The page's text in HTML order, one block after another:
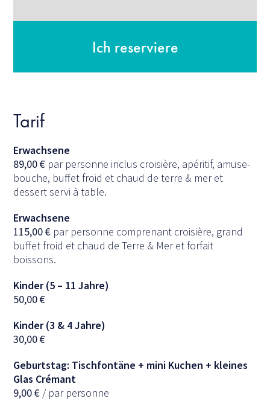
Ich reserviere
Tarif
Erwachsene
89,00€ par personne inclus croisière, apéritif, amuse-
bouche, buffet froid et chaud de terre & mer et
dessert servi à table.
Erwachsene
115,00€ par personne comprenant croisière, grand
buffet froid et chaud de Terre & Mer et forfait
boissons.
Kinder (5 – 11 Jahre)
50,00€
Kinder (3 & 4 Jahre)
30,00€
Geburtstag: Tischfontäne + mini Kuchen + kleines
Glas Crémant
9,00€ / par personne